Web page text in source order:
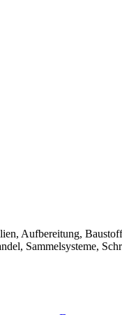
Aufbereitung,
Sammelsysteme,